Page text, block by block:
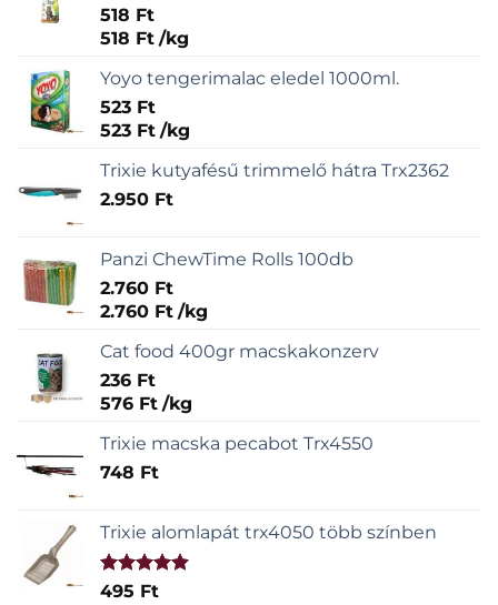
518 Ft
518 Ft /kg
Yoyo tengerimalac eledel 1000ml.
523 Ft
523 Ft /kg
Trixie kutyafésű trimmelő hátra Trx2362
2.950 Ft
Panzi ChewTime Rolls 100db
2.760 Ft
2.760 Ft /kg
Cat food 400gr macskakonzerv
236 Ft
576 Ft /kg
Trixie macska pecabot Trx4550
748 Ft
Trixie alomlapát trx4050 több színben
Értékelés:
495 Ft